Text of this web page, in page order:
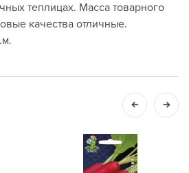
теплицах. Масса товарного
качества отличные.